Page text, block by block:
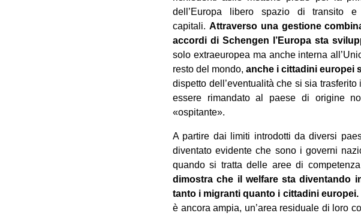
dell’Europa libero spazio di transito
capitali. Attraverso una gestione
accordi di Schengen l’Europa sta
solo extraeuropea ma anche interna
resto del mondo, anche i cittadini europei
dispetto dell’eventualità che si sia
essere rimandato al paese di origine
«ospitante».
A partire dai limiti introdotti da diversi
diventato evidente che sono i governi
quando si tratta delle aree di
dimostra che il welfare sta diventando
tanto i migranti quanto i cittadini europei.
è ancora ampia, un’area residuale di loro